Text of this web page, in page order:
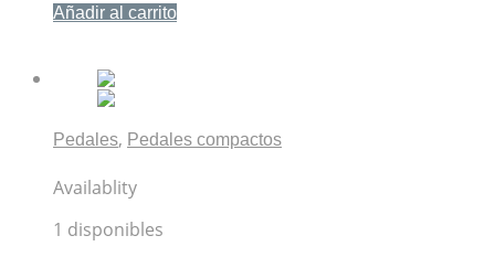
Añadir al carrito
Pedales, Pedales compactos
Availablity
1 disponibles